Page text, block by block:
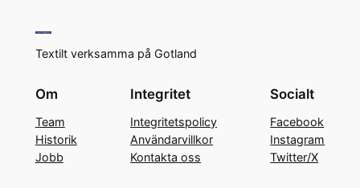
Textilt verksamma på Gotland
Om
Team
Historik
Jobb
Integritet
Integritetspolicy
Användarvillkor
Kontakta oss
Socialt
Facebook
Instagram
Twitter/X